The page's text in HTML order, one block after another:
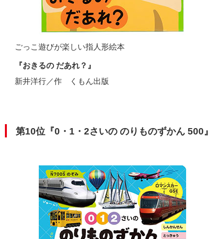
ごっこ遊びが楽しい指人形絵本
『おきるの だあれ？』
新井洋行／作 くもん出版
第10位『0・1・2さいの のりものずかん 500』